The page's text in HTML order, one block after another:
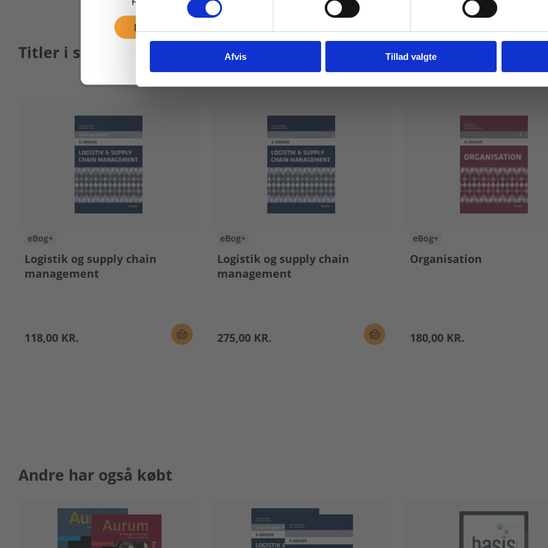
Afvis Tillad valgte
Titler i serien
eBog+
Logistik og supply chain
management
118,00 KR.
eBog+
Logistik og supply chain
management
275,00 KR.
eBog+
Organisation
180,00 KR.
Andre har også købt
Fortsæt som privat